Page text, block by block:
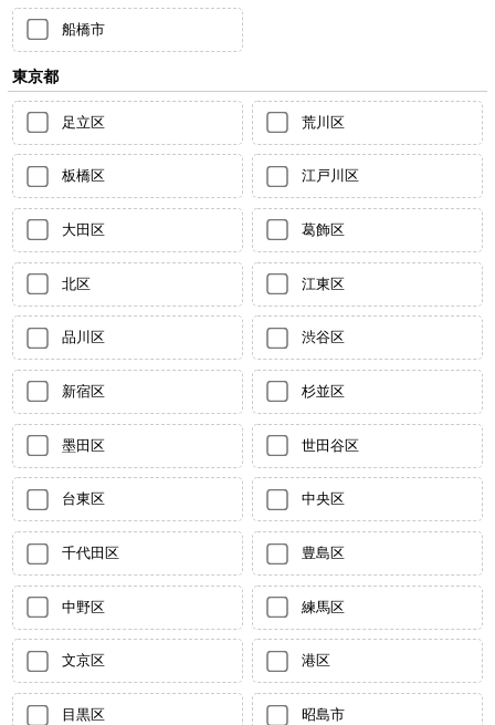
船橋市
東京都
足立区 荒川区
板橋区 江戸川区
大田区 葛飾区
北区 江東区
品川区 渋谷区
新宿区 杉並区
墨田区 世田谷区
台東区 中央区
千代田区 豊島区
中野区 練馬区
文京区 港区
目黒区 昭島市